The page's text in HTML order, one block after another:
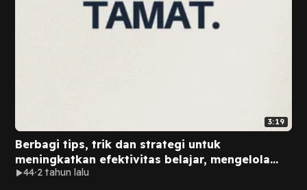
3:19
Berbagi tips, trik dan strategi untuk
meningkatkan efektivitas belajar, mengelola
waktu, dan menghadapi tantangan akademik
44 2 tahun lalu